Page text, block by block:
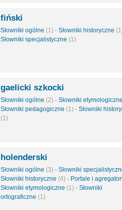
fiński
Słowniki ogólne (1) · Słowniki historyczne
Słowniki specjalistyczne (1)
gaelicki szkocki
Słowniki ogólne (2) · Słowniki etymologiczne
Słowniki pedagogiczne (1) · Słowniki
(1)
holenderski
Słowniki ogólne (3) · Słowniki
Słowniki historyczne (4) · Portale i
Słowniki etymologiczne (1) · Słowniki
ortograficzne (1)